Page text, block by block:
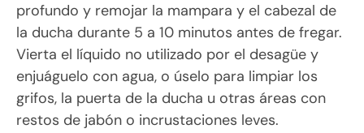
profundo y remojar la mampara y el cabezal de
la ducha durante 5 a 10 minutos antes de fregar.
Vierta el líquido no utilizado por el desagüe y
enjuáguelo con agua, o úselo para limpiar los
grifos, la puerta de la ducha u otras áreas con
restos de jabón o incrustaciones leves.